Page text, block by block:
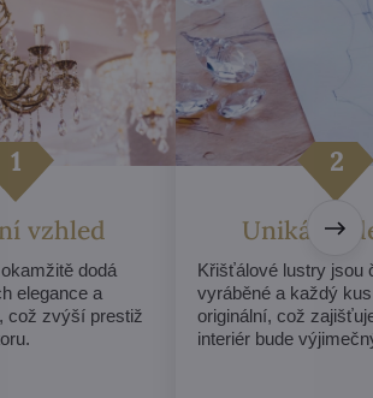
vzhled
dodá
elegance a
což zvýší prestiž
Unikátní
Křišťálové lustry jsou
vyráběné a každý
originální, což
interiér bude